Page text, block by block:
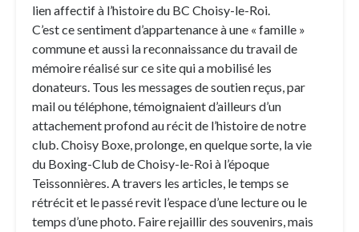
lien affectif à l’histoire du BC Choisy-le-Roi.
C’est ce sentiment d’appartenance à une « famille »
commune et aussi la reconnaissance du travail de
mémoire réalisé sur ce site qui a mobilisé les
donateurs. Tous les messages de soutien reçus, par
mail ou téléphone, témoignaient d’ailleurs d’un
attachement profond au récit de l’histoire de notre
club. Choisy Boxe, prolonge, en quelque sorte, la vie
du Boxing-Club de Choisy-le-Roi à l’époque
Teissonnières. A travers les articles, le temps se
rétrécit et le passé revit l’espace d’une lecture ou le
temps d’une photo. Faire rejaillir des souvenirs, mais